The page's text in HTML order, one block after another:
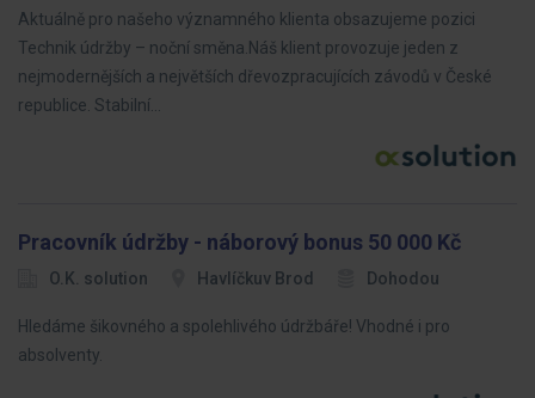
Aktuálně pro našeho významného klienta obsazujeme pozici
Technik údržby – noční směna.Náš klient provozuje jeden z
nejmodernějších a největších dřevozpracujících závodů v České
republice. Stabilní…
Pracovník údržby - náborový bonus 50 000 Kč
O.K. solution Havlíčkuv Brod Dohodou
Hledáme šikovného a spolehlivého údržbáře! Vhodné i pro
absolventy.